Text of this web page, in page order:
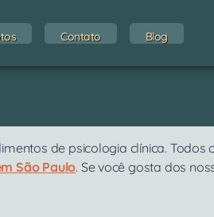
Contato Blog
de psicologia clínica. Todos
São Paulo. Se você gosta dos